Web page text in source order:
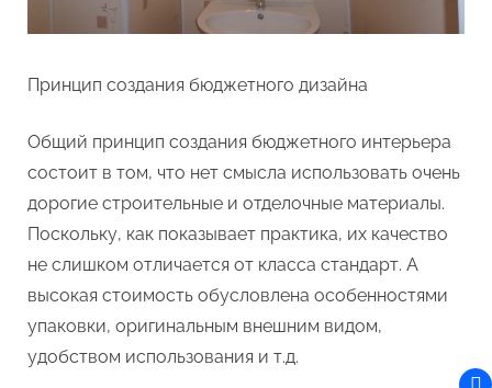
Принцип создания бюджетного дизайна
Общий принцип создания бюджетного интерьера
состоит в том, что нет смысла использовать очень
дорогие строительные и отделочные материалы.
Поскольку, как показывает практика, их качество
не слишком отличается от класса стандарт. А
высокая стоимость обусловлена особенностями
упаковки, оригинальным внешним видом,
удобством использования и т.д.